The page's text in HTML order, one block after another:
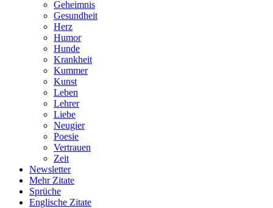
Geheimnis
Gesundheit
Herz
Humor
Hunde
Krankheit
Kummer
Kunst
Leben
Lehrer
Liebe
Neugier
Poesie
Vertrauen
Zeit
Newsletter
Mehr Zitate
Sprüche
Englische Zitate